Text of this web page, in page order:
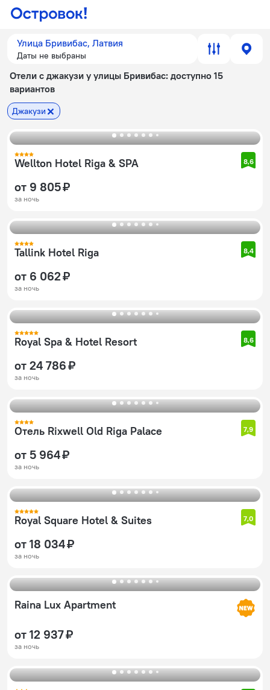
Улица Бривибас, Латвия
Даты не выбраны
Отели с джакузи у улицы Бривибас: доступно 15
вариантов
Джакузи
Wellton Hotel Riga & SPA​ 8,6
от 9 805 ₽
за ночь
Tallink Hotel Riga 8,4
от 6 062 ₽
за ночь
Royal Spa & Hotel Resort 8,6
от 24 786 ₽
за ночь
Отель Rixwell Old Riga Palace 7,9
от 5 964 ₽
за ночь
Royal Square Hotel & Suites 7,0
от 18 034 ₽
за ночь
Raina Lux Apartment
от 12 937 ₽
за ночь